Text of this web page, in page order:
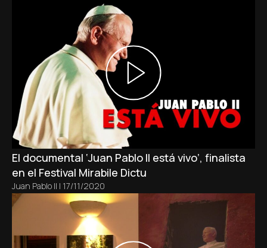
El documental ‘Juan Pablo II está vivo’, finalista
en el Festival Mirabile Dictu
Juan Pablo II | 17/11/2020